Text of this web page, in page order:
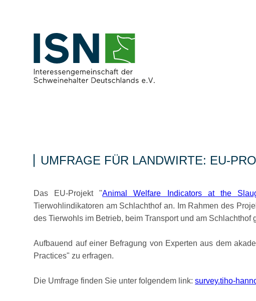
UMFRAGE FÜR LANDWIRTE: EU-
Das EU-Projekt Animal Welfare Indicators at the
Tierwohlindikatoren am Schlachthof an. Im Rahmen des
des Tierwohls im Betrieb, beim Transport und am Schlachthof
Aufbauend auf einer Befragung von Experten aus dem
Practices
zu erfragen.
Die Umfrage finden Sie unter folgendem link:survey.tiho-